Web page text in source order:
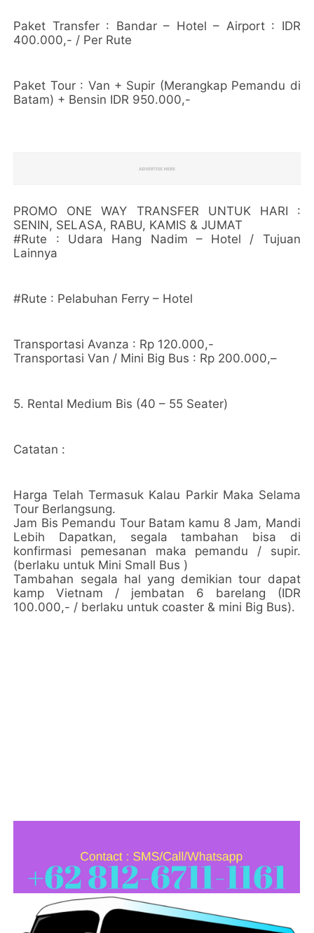
Paket Transfer : Bandar – Hotel – Airport : IDR
400.000,- / Per Rute
Paket Tour : Van + Supir (Merangkap Pemandu di
Batam) + Bensin IDR 950.000,-
PROMO ONE WAY TRANSFER UNTUK HARI :
SENIN, SELASA, RABU, KAMIS & JUMAT
#Rute : Udara Hang Nadim – Hotel / Tujuan
Lainnya
#Rute : Pelabuhan Ferry – Hotel
Transportasi Avanza : Rp 120.000,-
Transportasi Van / Mini Big Bus : Rp 200.000,–
5. Rental Medium Bis (40 – 55 Seater)
Catatan :
Harga Telah Termasuk Kalau Parkir Maka Selama
Tour Berlangsung.
Jam Bis Pemandu Tour Batam kamu 8 Jam, Mandi
Lebih Dapatkan, segala tambahan bisa di
konfirmasi pemesanan maka pemandu / supir.
(berlaku untuk Mini Small Bus )
Tambahan segala hal yang demikian tour dapat
kamp Vietnam / jembatan 6 barelang (IDR
100.000,- / berlaku untuk coaster & mini Big Bus).